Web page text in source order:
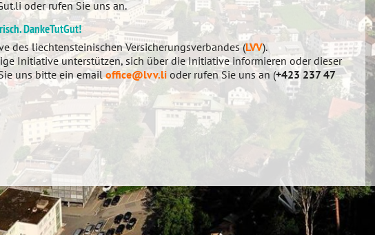
oder rufen Sie uns an.
DankeTutGut!
des liechtensteinischen Versicherungsverbandes (LVV).
Initiative unterstützen, sich über die Initiative informieren oder dieser
uns bitte ein emailoffice@lvv.lioder rufen Sie uns an (+423 237 47